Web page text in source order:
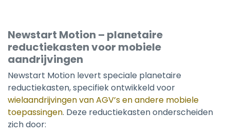
Newstart Motion – planetaire
reductiekasten voor mobiele
aandrijvingen
Newstart Motion levert speciale planetaire
reductiekasten, specifiek ontwikkeld voor
wielaandrijvingen van AGV’s en andere mobiele
toepassingen. Deze reductiekasten onderscheiden
zich door: